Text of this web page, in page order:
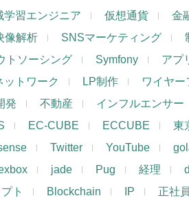
学習エンジニア 仮想通貨 金
像解析 SNSマーケティング
トソーシング Symfony アプ
ットワーク LP制作 ワイヤー
発 不動産 インフルエンサー
EC-CUBE ECCUBE 東
Twitter YouTube
jade Pug 経理
ト Blockchain IP 正社員